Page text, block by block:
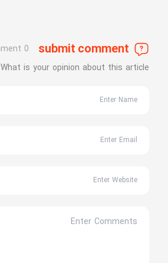
submit comment
0 Comment
What is your opinion about this article?